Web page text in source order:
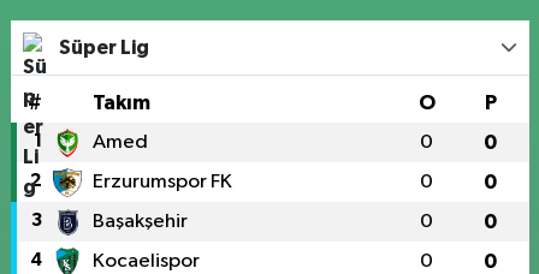
Süper Lig
# Takım O P
1 Amed 0 0
2 Erzurumspor FK 0 0
3 Başakşehir 0 0
4 Kocaelispor 0 0